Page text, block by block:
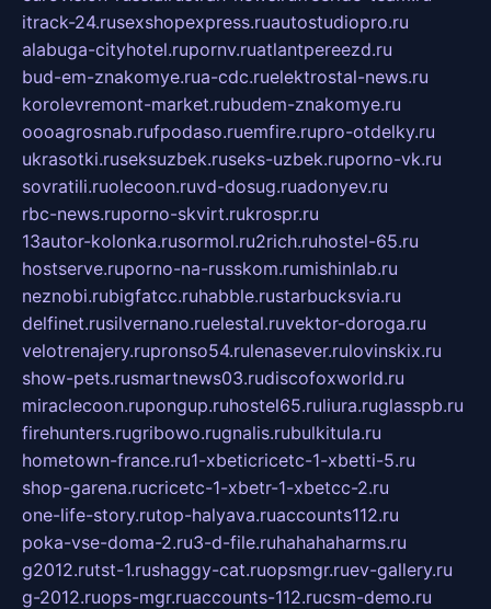
itrack-24.rusexshopexpress.ruautostudiopro.ru
alabuga-cityhotel.rupornv.ruatlantpereezd.ru
bud-em-znakomye.rua-cdc.ruelektrostal-news.ru
korolevremont-market.rubudem-znakomye.ru
oooagrosnab.rufpodaso.ruemfire.rupro-otdelky.ru
ukrasotki.ruseksuzbek.ruseks-uzbek.ruporno-vk.ru
sovratili.ruolecoon.ruvd-dosug.ruadonyev.ru
rbc-news.ruporno-skvirt.rukrospr.ru
13autor-kolonka.rusormol.ru2rich.ruhostel-65.ru
hostserve.ruporno-na-russkom.rumishinlab.ru
neznobi.rubigfatcc.ruhabble.rustarbucksvia.ru
delfinet.rusilvernano.ruelestal.ruvektor-doroga.ru
velotrenajery.rupronso54.rulenasever.rulovinskix.ru
show-pets.rusmartnews03.rudiscofoxworld.ru
miraclecoon.rupongup.ruhostel65.ruliura.ruglasspb.ru
firehunters.rugribowo.rugnalis.rubulkitula.ru
hometown-france.ru1-xbeticricetc-1-xbetti-5.ru
shop-garena.rucricetc-1-xbetr-1-xbetcc-2.ru
one-life-story.rutop-halyava.ruaccounts112.ru
poka-vse-doma-2.ru3-d-file.ruhahahaharms.ru
g2012.rutst-1.rushaggy-cat.ruopsmgr.ruev-gallery.ru
g-2012.ruops-mgr.ruaccounts-112.rucsm-demo.ru